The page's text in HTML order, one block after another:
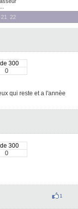
21 22
300
0
qui reste et a l'annèe
300
0
1